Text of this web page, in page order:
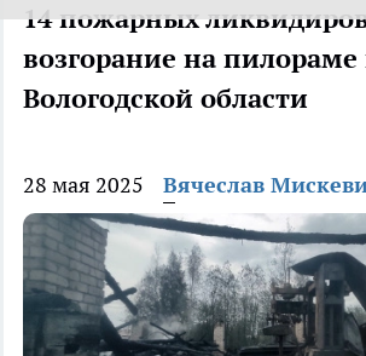
14 пожарных
возгорание на пилораме
Вологодской области
28 мая 2025 Вячеслав